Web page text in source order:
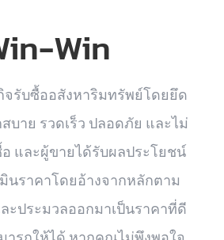
Win
จรับซื้ออสังหาริมทรัพย์โดยยึด
บาย รวดเร็ว ปลอดภัย และไม่
และผู้ขายได้รับผลประโยชน์
มินราคาโดยอ้างจากหลักตาม
ะประมวลออกมาเป็นราคาที่ดี